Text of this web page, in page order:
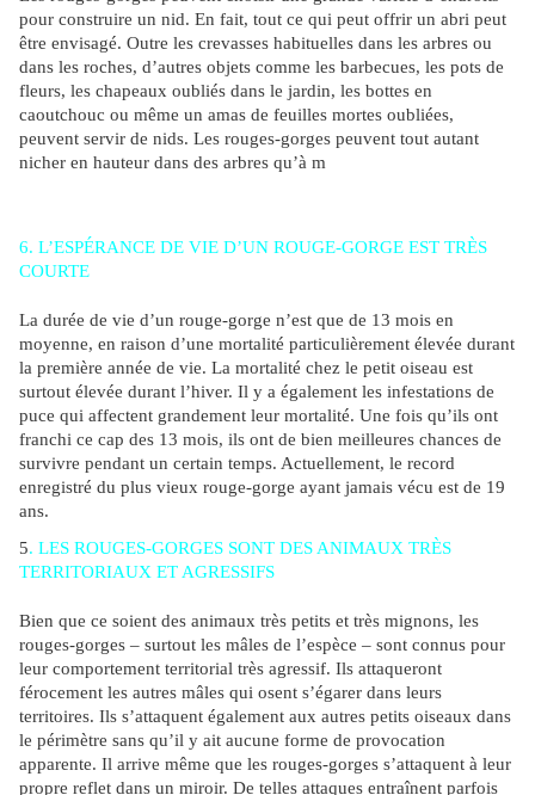
pour construire un nid. En fait, tout ce qui peut offrir un abri peut
être envisagé. Outre les crevasses habituelles dans les arbres ou
dans les roches, d’autres objets comme les barbecues, les pots de
fleurs, les chapeaux oubliés dans le jardin, les bottes en
caoutchouc ou même un amas de feuilles mortes oubliées,
peuvent servir de nids. Les rouges-gorges peuvent tout autant
nicher en hauteur dans des arbres qu’à m
6. L’ESPÉRANCE DE VIE D’UN ROUGE-GORGE EST TRÈS
COURTE
La durée de vie d’un rouge-gorge n’est que de 13 mois en
moyenne, en raison d’une mortalité particulièrement élevée durant
la première année de vie. La mortalité chez le petit oiseau est
surtout élevée durant l’hiver. Il y a également les infestations de
puce qui affectent grandement leur mortalité. Une fois qu’ils ont
franchi ce cap des 13 mois, ils ont de bien meilleures chances de
survivre pendant un certain temps. Actuellement, le record
enregistré du plus vieux rouge-gorge ayant jamais vécu est de 19
ans.
5. LES ROUGES-GORGES SONT DES ANIMAUX TRÈS
TERRITORIAUX ET AGRESSIFS
Bien que ce soient des animaux très petits et très mignons, les
rouges-gorges – surtout les mâles de l’espèce – sont connus pour
leur comportement territorial très agressif. Ils attaqueront
férocement les autres mâles qui osent s’égarer dans leurs
territoires. Ils s’attaquent également aux autres petits oiseaux dans
le périmètre sans qu’il y ait aucune forme de provocation
apparente. Il arrive même que les rouges-gorges s’attaquent à leur
propre reflet dans un miroir. De telles attaques entraînent parfois